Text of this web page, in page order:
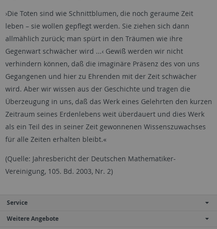
›Die Toten sind wie Schnittblumen, die noch geraume Zeit
leben – sie wollen gepflegt werden. Sie ziehen sich dann
allmählich zurück; man spürt in den Träumen wie ihre
Gegenwart schwächer wird ...‹ Gewiß werden wir nicht
verhindern können, daß die imaginäre Präsenz des von uns
Gegangenen und hier zu Ehrenden mit der Zeit schwächer
wird. Aber wir wissen aus der Geschichte und tragen die
Überzeugung in uns, daß das Werk eines Gelehrten den kurzen
Zeitraum seines Erdenlebens weit überdauert und dies Werk
als ein Teil des in seiner Zeit gewonnenen Wissenszuwachses
für alle Zeiten erhalten bleibt.«
(Quelle: Jahresbericht der Deutschen Mathematiker-
Vereinigung, 105. Bd. 2003, Nr. 2)
Service
Weitere Angebote